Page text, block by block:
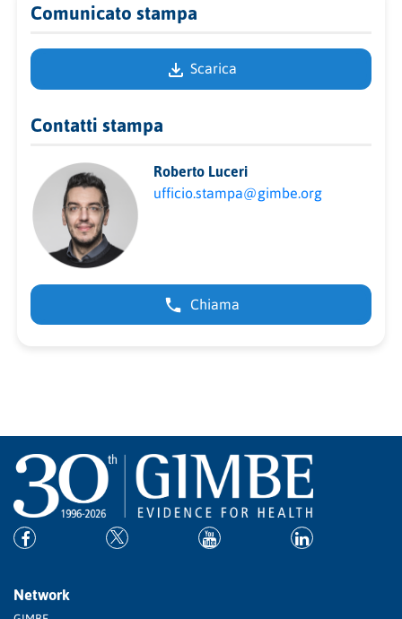
Comunicato stampa
Scarica
Contatti stampa
Roberto Luceri
ufficio.stampa@gimbe.org
Chiama
Network